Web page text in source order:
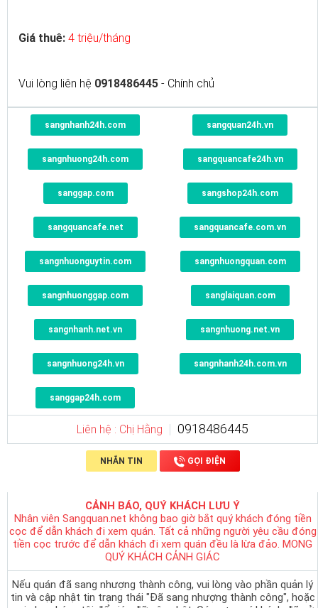
Giá thuê: 4 triệu/tháng
Vui lòng liên hệ 0918486445 - Chính chủ
sangnhanh24h.com sangquan24h.vn
sangnhuong24h.com sangquancafe24h.vn
sanggap.com sangshop24h.com
sangquancafe.net sangquancafe.com.vn
sangnhuonguytin.com sangnhuongquan.com
sangnhuonggap.com sanglaiquan.com
sangnhanh.net.vn sangnhuong.net.vn
sangnhuong24h.vn sangnhanh24h.com.vn
sanggap24h.com
Liên hệ : Chị Hằng 0918486445
NHẮN TIN GỌI ĐIỆN
CẢNH BÁO, QUÝ KHÁCH LƯU Ý
Nhân viên Sangquan.net không bao giờ bắt quý khách đóng tiền
cọc để dẫn khách đi xem quán. Tất cả những người yêu cầu đóng
tiền cọc trước để dẫn khách đi xem quán đều là lừa đảo. MONG
QUÝ KHÁCH CẢNH GIÁC
Nếu quán đã sang nhượng thành công, vui lòng vào phần quản lý
tin và cập nhật tin trạng thái "Đã sang nhượng thành công", hoặc